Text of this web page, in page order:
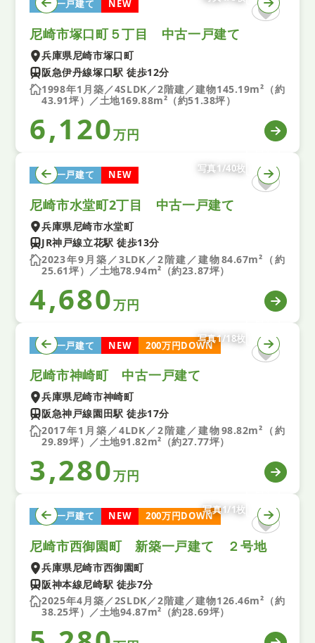
中古一戸建て NEW
尼崎市塚口町５丁目 中古一戸建て
兵庫県尼崎市塚口町
阪急伊丹線塚口駅 徒歩12分
1998年1月築／4SLDK／2階建／建物145.19m²（約
43.91坪）／土地169.88m²（約51.38坪）
6,120万円
中古一戸建て NEW
写真1/40枚
尼崎市水堂町2丁目 中古一戸建て
兵庫県尼崎市水堂町
JR神戸線立花駅 徒歩13分
2023年9月築／3LDK／2階建／建物84.67m²（約
25.61坪）／土地78.94m²（約23.87坪）
4,680万円
中古一戸建て NEW 200万円DOWN
写真1/18枚
尼崎市神崎町 中古一戸建て
兵庫県尼崎市神崎町
阪急神戸線園田駅 徒歩17分
2017年1月築／4LDK／2階建／建物98.82m²（約
29.89坪）／土地91.82m²（約27.77坪）
3,280万円
中古一戸建て NEW 200万円DOWN
写真1/1枚
尼崎市西御園町 新築一戸建て ２号地
兵庫県尼崎市西御園町
阪神本線尼崎駅 徒歩7分
2025年4月築／2SLDK／2階建／建物126.46m²（約
38.25坪）／土地94.87m²（約28.69坪）